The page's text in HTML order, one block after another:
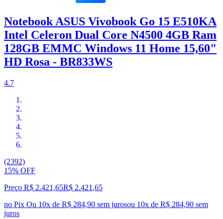
Notebook ASUS Vivobook Go 15 E510KA
Intel Celeron Dual Core N4500 4GB Ram
128GB EMMC Windows 11 Home 15,60"
HD Rosa - BR833WS
4.7
(2392)
15% OFF
Preço R$ 2.421,65R$ 2.421 ,65
no Pix Ou 10x de R$ 284,90 sem jurosou 10x de R$ 284,90 sem
juros